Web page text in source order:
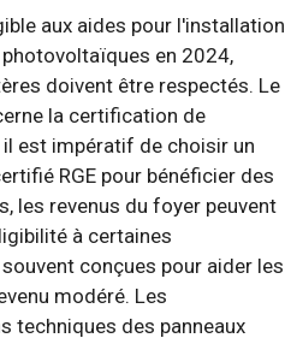
aux aides pour l'installation
photovoltaïques en 2024,
doivent être respectés. Le
la certification de
est impératif de choisir un
RGE pour bénéficier des
les revenus du foyer peuvent
à certaines
conçues pour aider les
modéré. Les
techniques des panneaux